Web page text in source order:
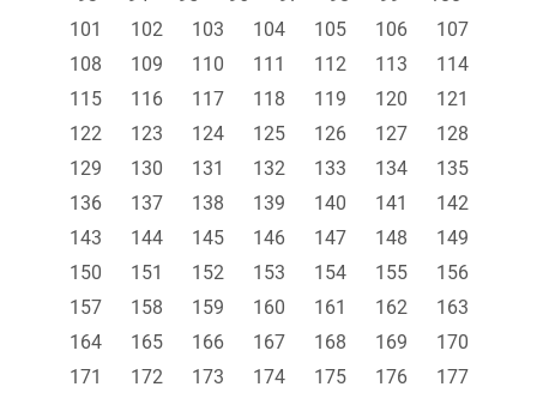
101
102 103 104 105 106
107
108
109 110 111 112 113
114
115
116 117 118 119 120
121
122
123 124 125 126 127
128
129
130 131 132 133 134
135
136
137 138 139 140 141
142
143
144 145 146 147 148
149
150
151 152 153 154 155
156
157
158 159 160 161 162
163
164
165 166 167 168 169
170
171
172 173 174 175 176
177